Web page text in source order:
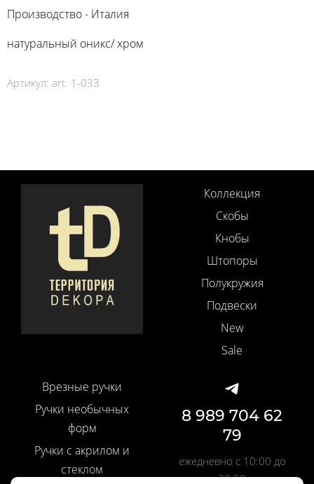
Производство - Италия
натуральный оникс/ хром
Артикул: art. 1-033
Коллекция
Скобы
Кнобы
Штопоры
Полукружия
Подвески
New
Sale
Врезные ручки
Ручки необычных
форм
Ручки с акрилом и
стеклом
8 989 704 62
79
ежедневно с 10:00 до
20:00